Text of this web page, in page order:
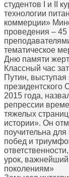
студентов I и II
технологии
коммерции»
проведения –
тематическое
Дню памяти
Классный час
Путин, выступая
президентского
2015 года,
репрессии
тяжелых
истории». Он
поучительна
побед и
урок,
поколениям»